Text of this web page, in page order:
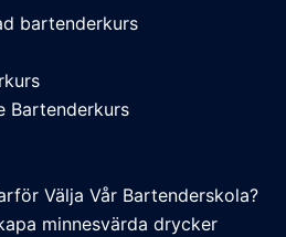
bartenderkurs
Bartenderkurs
Välja Vår Bartenderskola?
minnesvärda drycker